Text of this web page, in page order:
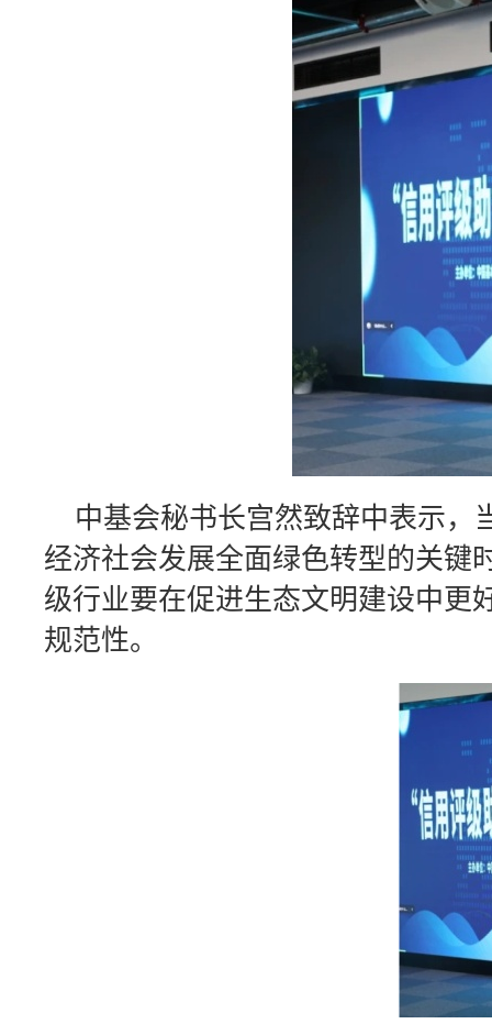
中基会秘书长宫然致辞中表示，
经济社会发展全面绿色转型的关键
级行业要在促进生态文明建设中更
规范性。